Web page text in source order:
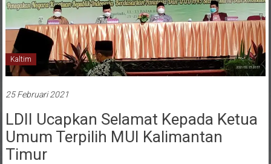
Kaltim
25 Februari 2021
LDII Ucapkan Selamat Kepada Ketua
Umum Terpilih MUI Kalimantan
Timur